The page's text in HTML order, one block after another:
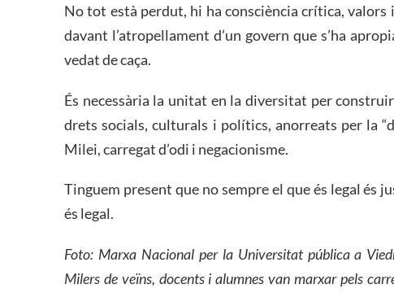
No tot està perdut, hi ha consciència crítica,
davant l’atropellament d’un govern que s’ha
vedat de caça.
És necessària la unitat en la diversitat per
drets socials, culturals i polítics, anorreats per la
Milei, carregat d’odi i negacionisme.
Tinguem present que no sempre el que és legal és
és legal.
Foto: Marxa Nacional per la Universitat pública a
Milers de veïns, docents i alumnes van marxar pels